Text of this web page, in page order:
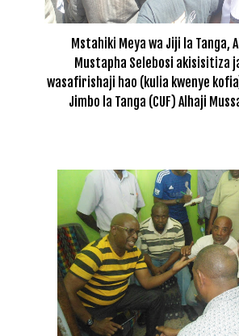
Mstahiki Meya wa Jiji la Tanga,
Mustapha Selebosi akisisitiza
wasafirishaji hao (kulia kwenye
Jimbo la Tanga (CUF) Alhaji